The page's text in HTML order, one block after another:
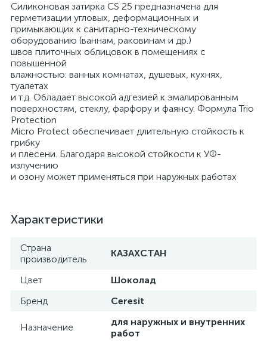
Силиконовая затирка CS 25 предназначена для
герметизации угловых, деформационных и
примыкающих к санитарно-техническому
оборудованию (ваннам, раковинам и др.)
швов плиточных облицовок в помещениях с
повышенной
влажностью: ванных комнатах, душевых, кухнях,
туалетах
и т.д. Обладает высокой адгезией к эмалированным
поверхностям, стеклу, фарфору и фаянсу. Формула Trio
Protection
Micro Protect обеспечивает длительную стойкость к
грибку
и плесени. Благодаря высокой стойкости к УФ-
излучению
и озону может применяться при наружных работах
Характеристики
Страна
производитель
КАЗАХСТАН
Цвет
Шоколад
Бренд
Ceresit
Назначение
для наружных и внутренних
работ